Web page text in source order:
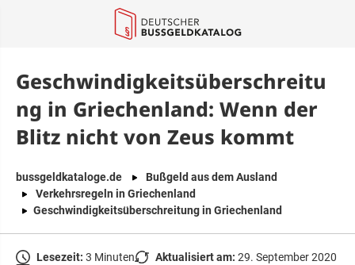
Geschwindigkeitsüberschreitu
ng in Griechenland: Wenn der
Blitz nicht von Zeus kommt
bussgeldkataloge.de
Bußgeld aus dem Ausland
Verkehrsregeln in Griechenland
Geschwindigkeitsüberschreitung in Griechenland
Lesezeit: 3 Minuten Aktualisiert am: 29. September 2020